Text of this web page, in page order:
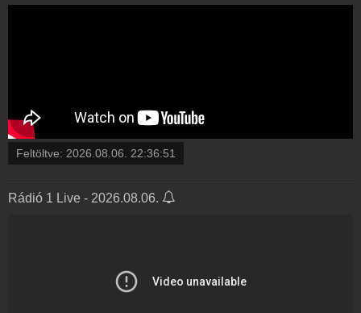
Feltöltve: 2026.08.06. 22:36:51
Rádió 1 Live - 2026.08.06.